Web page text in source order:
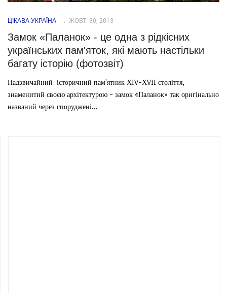
ЦІКАВА УКРАЇНА ЖОВТ. 30, 2013
Замок «Паланок» - це одна з рідкісних
українських пам'яток, які мають настільки
багату історію (фотозвіт)
Надзвичайний історичний пам'ятник ХІV-ХVII століття,
знаменитий своєю архітектурою - замок «Паланок» так оригінально
названий через споруджені...